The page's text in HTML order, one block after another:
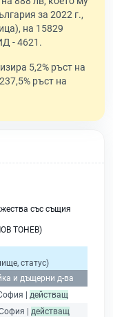
за 2022 г.,
на 15829
- 4621.
5,2% ръст на
ръст на
със същия
ТОНЕВ)
статус)
и дъщерни д-ва
| действащ
| действащ